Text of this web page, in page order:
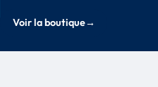
Voir la boutique→